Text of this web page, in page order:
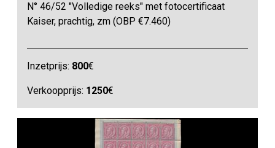
N° 46/52 "Volledige reeks" met fotocertificaat
Kaiser, prachtig, zm (OBP €7.460)
Inzetprijs: 800€
Verkoopprijs: 1250€